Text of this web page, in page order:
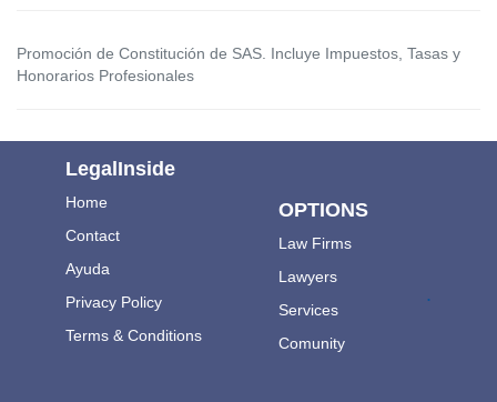
Promoción de Constitución de SAS. Incluye Impuestos, Tasas y
Honorarios Profesionales
LegalInside
Home
Contact
Ayuda
Privacy Policy
Terms & Conditions
OPTIONS
Law Firms
Lawyers
Services
Comunity
.